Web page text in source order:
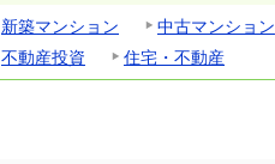
新築マンション 中古マンション
不動産投資
住宅・不動産